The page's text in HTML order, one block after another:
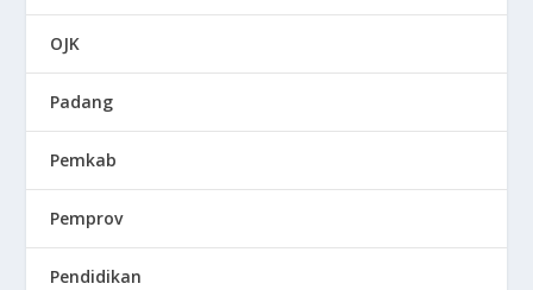
OJK
Padang
Pemkab
Pemprov
Pendidikan